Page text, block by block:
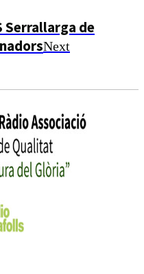
Serrallarga de
Next